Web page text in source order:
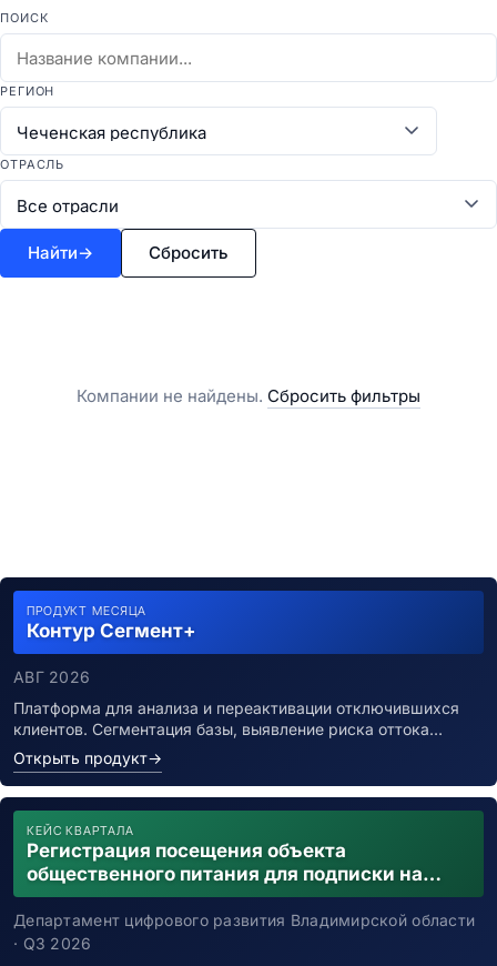
ПОИСК
РЕГИОН
ОТРАСЛЬ
Найти→ Сбросить
Компании не найдены. Сбросить фильтры
ПРОДУКТ МЕСЯЦА
Контур Сегмент+
АВГ 2026
Платформа для анализа и переактивации отключившихся
клиентов. Сегментация базы, выявление риска оттока…
Открыть продукт→
КЕЙС КВАРТАЛА
Регистрация посещения объекта
общественного питания для подписки на
уведомления о возможном контакте с
заболевшим новой коронавирусной
инфекцией
Департамент цифрового развития Владимирской области
· Q3 2026